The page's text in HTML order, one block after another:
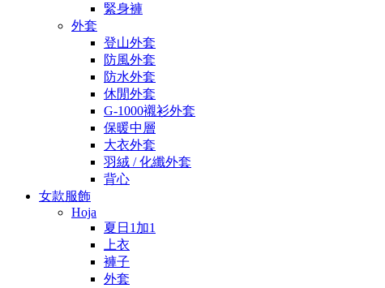
緊身褲
外套
登山外套
防風外套
防水外套
休閒外套
G-1000襯衫外套
保暖中層
大衣外套
羽絨 / 化纖外套
背心
女款服飾
Hoja
夏日1加1
上衣
褲子
外套